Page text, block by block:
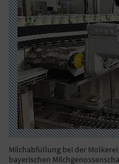
Milchabfüllung bei der
bayerischen